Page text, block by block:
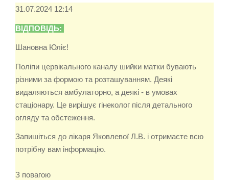
31.07.2024 12:14
ВІДПОВІДЬ:
Шановна Юліє!
Поліпи цервікального каналу шийки матки бувають
різними за формою та розташуванням. Деякі
видаляються амбулаторно, а деякі - в умовах
стаціонару. Це вирішує гінеколог після детального
огляду та обстеження.
Запишіться до лікаря Яковлевої Л.В. і отримаєте всю
потрібну вам інформацію.
З повагою